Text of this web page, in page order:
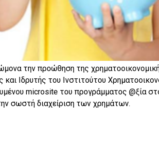
την προώθηση της
Ιδρυτής του Ινστιτούτου
microsite του προγράμματος @ξία
σωστή διαχείριση των χρημάτων.